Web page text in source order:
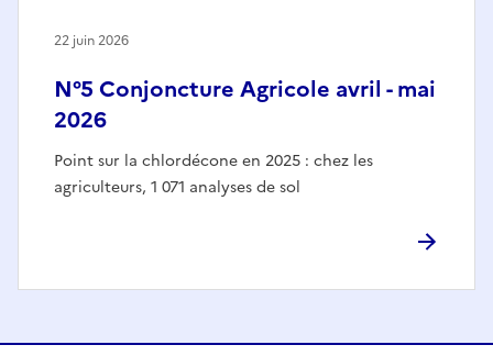
N°5 Conjoncture Agricole avril - mai
2026
Point sur la chlordécone en 2025 : chez les
agriculteurs, 1 071 analyses de sol
22 juin 2026